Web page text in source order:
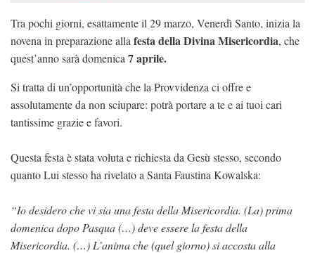
Tra pochi giorni, esattamente il 29 marzo, Venerdì Santo, inizia la
novena in preparazione alla festa della Divina Misericordia, che
quest’anno sarà domenica 7 aprile.
Si tratta di un’opportunità che la Provvidenza ci offre e
assolutamente da non sciupare: potrà portare a te e ai tuoi cari
tantissime grazie e favori.
Questa festa è stata voluta e richiesta da Gesù stesso, secondo
quanto Lui stesso ha rivelato a Santa Faustina Kowalska:
“Io desidero che vi sia una festa della Misericordia. (La) prima
domenica dopo Pasqua (…) deve essere la festa della
Misericordia. (…) L’anima che (quel giorno) si accosta alla